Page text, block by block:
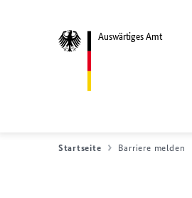
Auswärtiges Amt
Startseite Barriere melden